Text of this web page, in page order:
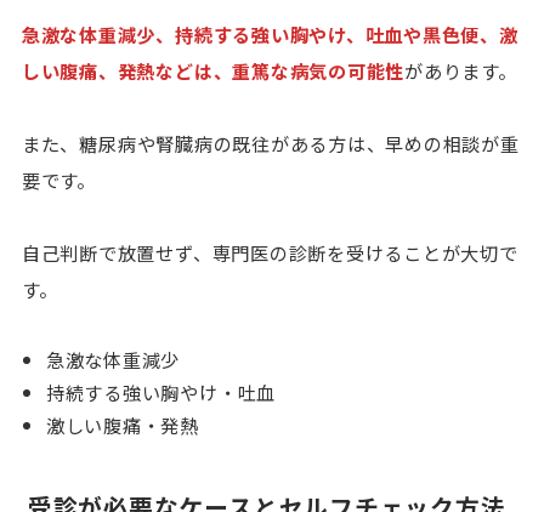
急激な体重減少、持続する強い胸やけ、吐血や黒色便、激
しい腹痛、発熱などは、重篤な病気の可能性があります。
また、糖尿病や腎臓病の既往がある方は、早めの相談が重
要です。
自己判断で放置せず、専門医の診断を受けることが大切で
す。
急激な体重減少
持続する強い胸やけ・吐血
激しい腹痛・発熱